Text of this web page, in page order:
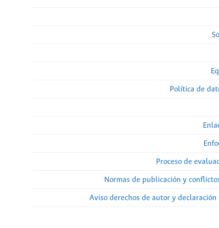
Política de
Proceso de
Normas de publicación y
Aviso derechos de autor y